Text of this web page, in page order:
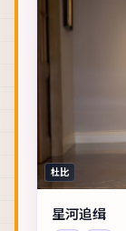
杜比
星河追缉